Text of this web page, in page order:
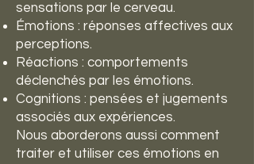
sensations par le cerveau.
Émotions : réponses affectives aux
perceptions.
Réactions : comportements
déclenchés par les émotions.
Cognitions : pensées et jugements
associés aux expériences.
Nous aborderons aussi comment
traiter et utiliser ces émotions en